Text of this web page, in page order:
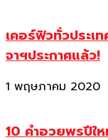
เคอร์ฟิวทั่วประเ
จาฯประกาศแล้ว!
1 พฤษภาคม 2020
10 คำอวยพรปีใ